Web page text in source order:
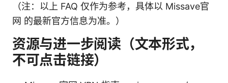
（注：以上 FAQ 仅作为参考，具体以 Missave官
网 的最新官方信息为准。）
资源与进一步阅读（文本形式，
不可点击链接）